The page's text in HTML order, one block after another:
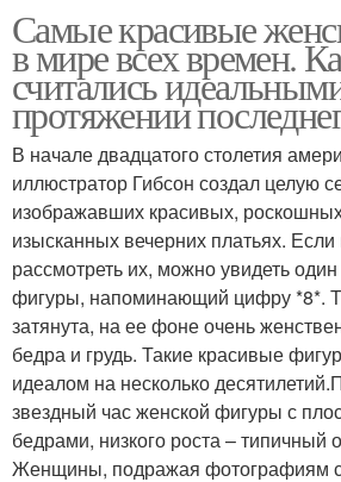
Самые красивые
в мире всех времен.
считались
протяжении
В начале двадцатого столетия
иллюстратор Гибсон создал целую
изображавших красивых,
изысканных вечерних платьях.
рассмотреть их, можно увидеть
фигуры, напоминающий цифру *8*.
затянута, на ее фоне очень
бедра и грудь. Такие красивые
идеалом на несколько
звездный час женской фигуры с
бедрами, низкого роста – типичный
Женщины, подражая фотографиям с